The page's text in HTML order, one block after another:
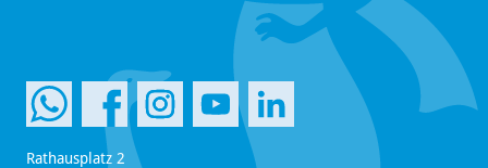
Rathausplatz 2